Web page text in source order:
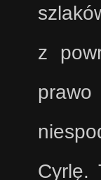
z
Cyrlę.